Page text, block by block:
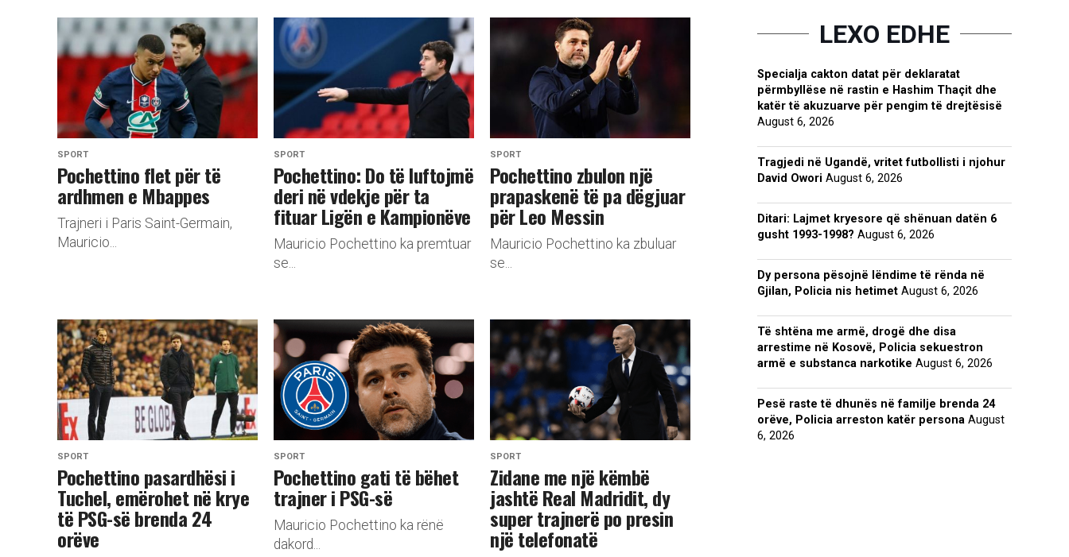
SPORT
Pochettino flet për të
ardhmen e Mbappes
Trajneri i Paris Saint-Germain,
Mauricio...
SPORT
​Pochettino: Do të luftojmë
deri në vdekje për ta
fituar Ligën e Kampionëve
Mauricio Pochettino ka premtuar
se...
SPORT
Pochettino zbulon një
prapaskenë të pa dëgjuar
për Leo Messin
Mauricio Pochettino ka zbuluar
se...
SPORT
Pochettino pasardhësi i
Tuchel, emërohet në krye
të PSG-së brenda 24
orëve
SPORT
​Pochettino gati të bëhet
trajner i PSG-së
Mauricio Pochettino ka rënë
dakord...
SPORT
Zidane me një këmbë
jashtë Real Madridit, dy
super trajnerë po presin
një telefonatë
LEXO EDHE
Specialja cakton datat për deklaratat
përmbyllëse në rastin e Hashim Thaçit dhe
katër të akuzuarve për pengim të drejtësisë
August 6, 2026
Tragjedi në Ugandë, vritet futbollisti i njohur
David Owori August 6, 2026
Ditari: Lajmet kryesore që shënuan datën 6
gusht 1993-1998? August 6, 2026
Dy persona pësojnë lëndime të rënda në
Gjilan, Policia nis hetimet August 6, 2026
Të shtëna me armë, drogë dhe disa
arrestime në Kosovë, Policia sekuestron
armë e substanca narkotike August 6, 2026
Pesë raste të dhunës në familje brenda 24
orëve, Policia arreston katër persona August
6, 2026